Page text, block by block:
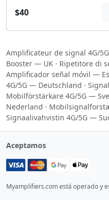
$40
Amplificateur de signal 4G/
Booster — UK · Ripetitore di
Amplificador señal móvil —
4G/5G — Deutschland ·
Mobilförstärkare 4G/5G —
Nederland ·
Signaalivahvistin 4G/5G —
Aceptamos
Myamplifiers.com está operado y